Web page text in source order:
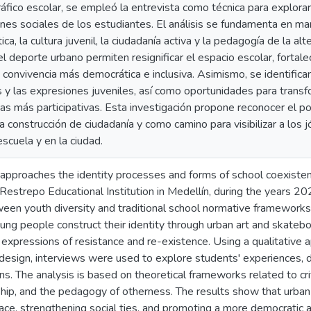
escolar, se empleó la entrevista como técnica para
sociales de los estudiantes. El análisis se fundamenta en
la cultura juvenil, la ciudadanía activa y la pedagogía de la
deporte urbano permiten resignificar el espacio escolar,
más democrática e inclusiva. Asimismo, se
y las expresiones juveniles, así como oportunidades para
más participativas. Esta investigación propone reconocer el
construcción de ciudadanía y como camino para visibilizar a
y en la ciudad.
the identity processes and forms of school
Educational Institution in Medellín, during the years
youth diversity and traditional school normative
people construct their identity through urban art and
of resistance and re-existence. Using a qualitative
interviews were used to explore students' experiences,
The analysis is based on theoretical frameworks related to
and the pedagogy of otherness. The results show that